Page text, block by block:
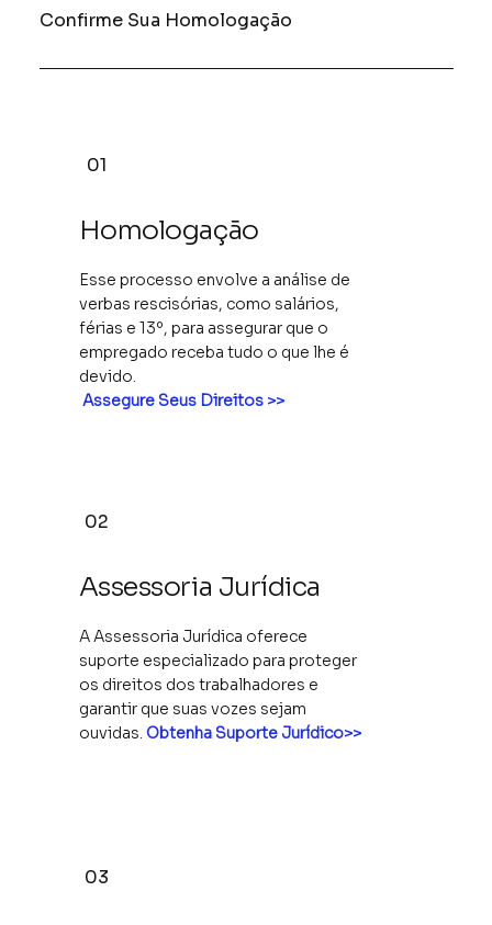
Confirme Sua Homologação
01
Homologação
Esse processo envolve a análise de
verbas rescisórias, como salários,
férias e 13º, para assegurar que o
empregado receba tudo o que lhe é
devido.
Assegure Seus Direitos >>
02
Assessoria Jurídica
A Assessoria Jurídica oferece
suporte especializado para proteger
os direitos dos trabalhadores e
garantir que suas vozes sejam
ouvidas. Obtenha Suporte Jurídico>>
03